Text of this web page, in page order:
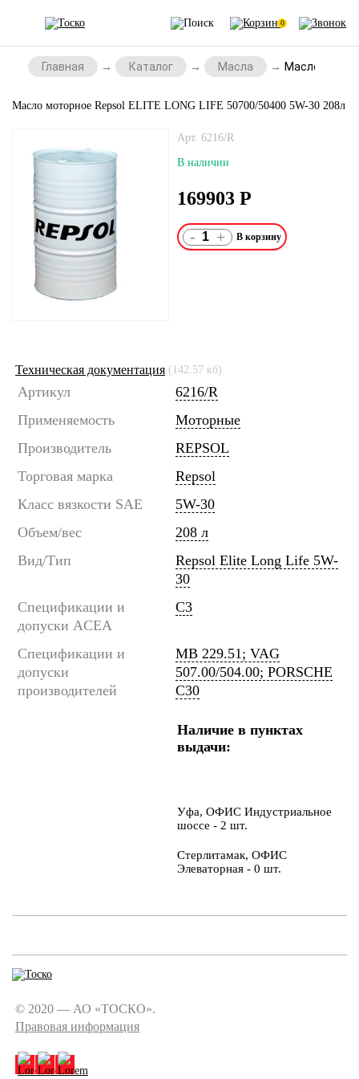
0
Главная Каталог Масла Масло
Масло моторное Repsol ELITE LONG LIFE 50700/50400 5W-30 208л
Арт. 6216/R
В наличии
169903 Р
- +
Техническая документация (142.57 кб)
Артикул
6216/R
Применяемость
Моторные
Производитель
REPSOL
Торговая марка
Repsol
Класс вязкости SAE
5W-30
Объем/вес
208 л
Вид/Тип
Repsol Elite Long Life 5W-
30
Спецификации и
допуски ACEA
C3
Спецификации и
допуски
производителей
MB 229.51; VAG
507.00/504.00; PORSCHE
C30
Наличие в пунктах
выдачи:
Уфа, ОФИС Индустриальное
шоссе - 2 шт.
Стерлитамак, ОФИС
Элеваторная - 0 шт.
© 2020 — АО «ТОСКО».
Правовая информация